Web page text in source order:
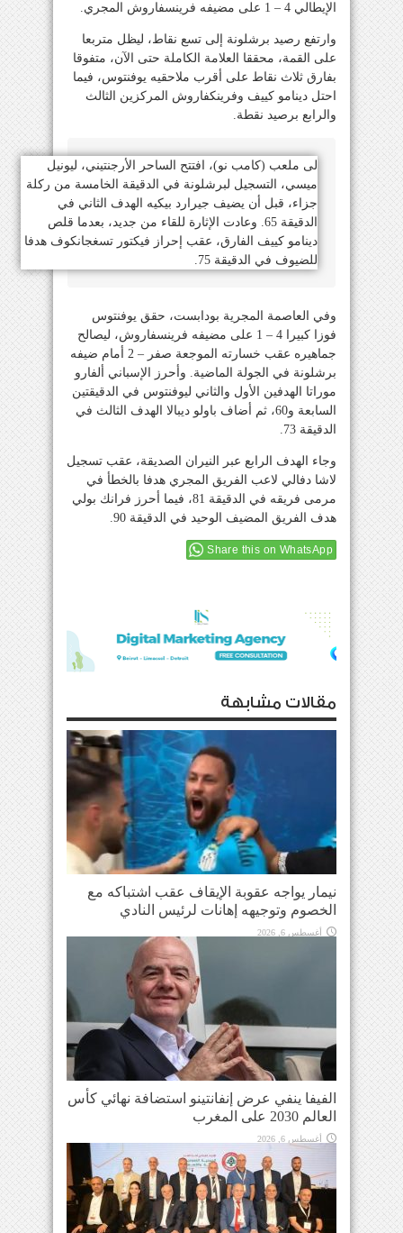
الإيطالي 4 – 1 على مضيفه فرينسفاروش المجري.
وارتفع رصيد برشلونة إلى تسع نقاط، ليظل متربعا
على القمة، محققا العلامة الكاملة حتى الآن، متفوقا
بفارق ثلاث نقاط على أقرب ملاحقيه يوفنتوس، فيما
احتل دينامو كييف وفرينكفاروش المركزين الثالث
والرابع برصيد نقطة.
لى ملعب (كامب نو)، افتتح الساحر الأرجنتيني، ليونيل
ميسي، التسجيل لبرشلونة في الدقيقة الخامسة من ركلة
جزاء، قبل أن يضيف جيرارد بيكيه الهدف الثاني في
الدقيقة 65. وعادت الإثارة للقاء من جديد، بعدما قلص
دينامو كييف الفارق، عقب إحراز فيكتور تسغجانكوف هدفا
للضيوف في الدقيقة 75.
وفي العاصمة المجرية بودابست، حقق يوفنتوس
فوزا كبيرا 4 – 1 على مضيفه فرينسفاروش، ليصالح
جماهيره عقب خسارته الموجعة صفر – 2 أمام ضيفه
برشلونة في الجولة الماضية. وأحرز الإسباني ألفارو
موراتا الهدفين الأول والثاني ليوفنتوس في الدقيقتين
السابعة و60، ثم أضاف باولو ديبالا الهدف الثالث في
الدقيقة 73.
وجاء الهدف الرابع عبر النيران الصديقة، عقب تسجيل
لاشا دفالي لاعب الفريق المجري هدفا بالخطأ في
مرمى فريقه في الدقيقة 81، فيما أحرز فرانك بولي
هدف الفريق المضيف الوحيد في الدقيقة 90.
Share this on WhatsApp
مقالات مشابهة
نيمار يواجه عقوبة الإيقاف عقب اشتباكه مع
الخصوم وتوجيهه إهانات لرئيس النادي
أغسطس 6, 2026
الفيفا ينفي عرض إنفانتينو استضافة نهائي كأس
العالم 2030 على المغرب
أغسطس 6, 2026